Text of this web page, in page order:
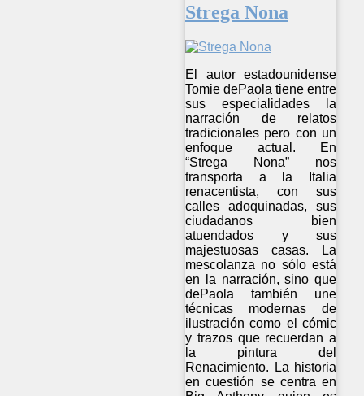
Strega Nona
El autor estadounidense
Tomie dePaola tiene entre
sus especialidades la
narración de relatos
tradicionales pero con un
enfoque actual. En
“Strega Nona” nos
transporta a la Italia
renacentista, con sus
calles adoquinadas, sus
ciudadanos bien
atuendados y sus
majestuosas casas. La
mescolanza no sólo está
en la narración, sino que
dePaola también une
técnicas modernas de
ilustración como el cómic
y trazos que recuerdan a
la pintura del
Renacimiento. La historia
en cuestión se centra en